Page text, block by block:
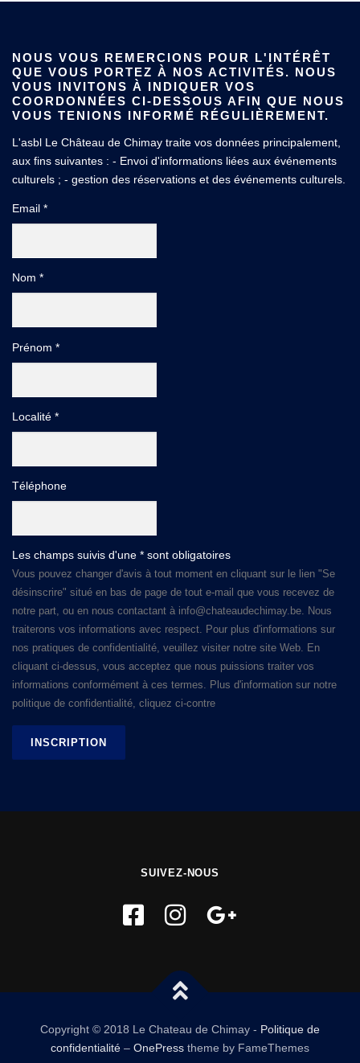
NOUS VOUS REMERCIONS POUR L'INTÉRÊT
QUE VOUS PORTEZ À NOS ACTIVITÉS. NOUS
VOUS INVITONS À INDIQUER VOS
COORDONNÉES CI-DESSOUS AFIN QUE NOUS
VOUS TENIONS INFORMÉ RÉGULIÈREMENT.
L'asbl Le Château de Chimay traite vos données principalement,
aux fins suivantes : - Envoi d'informations liées aux événements
culturels ; - gestion des réservations et des événements culturels.
Email *
Nom *
Prénom *
Localité *
Téléphone
Les champs suivis d'une * sont obligatoires
Vous pouvez changer d'avis à tout moment en cliquant sur le lien "Se
désinscrire" situé en bas de page de tout e-mail que vous recevez de
notre part, ou en nous contactant à info@chateaudechimay.be. Nous
traiterons vos informations avec respect. Pour plus d'informations sur
nos pratiques de confidentialité, veuillez visiter notre site Web. En
cliquant ci-dessus, vous acceptez que nous puissions traiter vos
informations conformément à ces termes. Plus d'information sur notre
politique de confidentialité, cliquez ci-contre
SUIVEZ-NOUS
Copyright © 2018 Le Chateau de Chimay - Politique de
confidentialité – OnePress theme by FameThemes